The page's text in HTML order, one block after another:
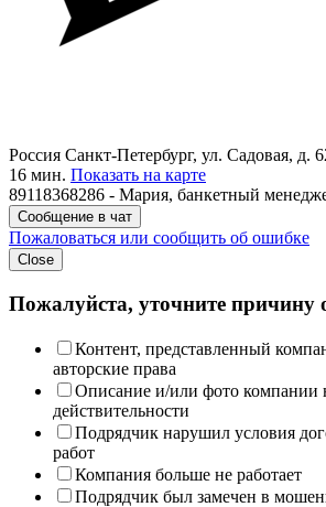
Россия Санкт-Петербург, ул. Садовая, д.
16 мин. Показать на карте
89118368286 - Мария, банкетный
Сообщение в чат
Пожаловаться или сообщить об ошибке
Close
Пожалуйста, уточните причину
Контент, представленный
авторские права
Описание и/или фото компании
действительности
Подрядчик нарушил условия
работ
Компания больше не работает
Подрядчик был замечен в